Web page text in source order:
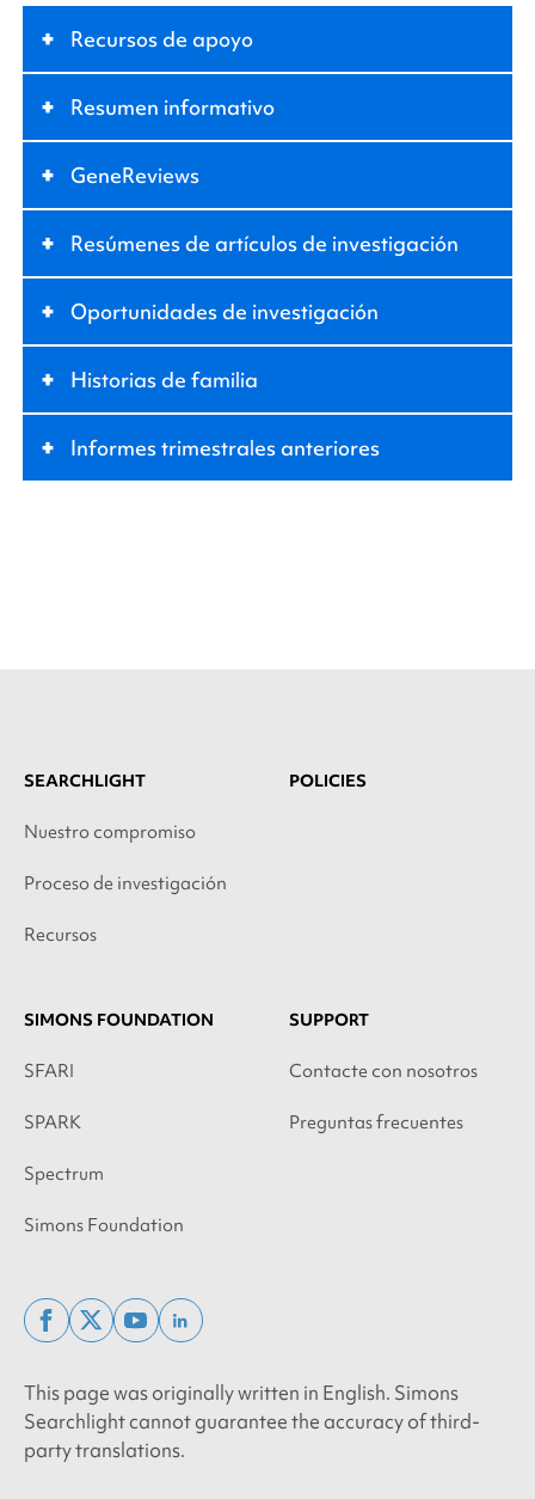
+ Recursos de apoyo
+ Resumen informativo
+ GeneReviews
+ Resúmenes de artículos de investigación
+ Oportunidades de investigación
+ Historias de familia
+ Informes trimestrales anteriores
SEARCHLIGHT
Nuestro compromiso
Proceso de investigación
Recursos
POLICIES
SIMONS FOUNDATION
SFARI
SPARK
Spectrum
Simons Foundation
SUPPORT
Contacte con nosotros
Preguntas frecuentes
facebook
x
youtubelinkedin
This page was originally written in English. Simons
Searchlight cannot guarantee the accuracy of third-
party translations.